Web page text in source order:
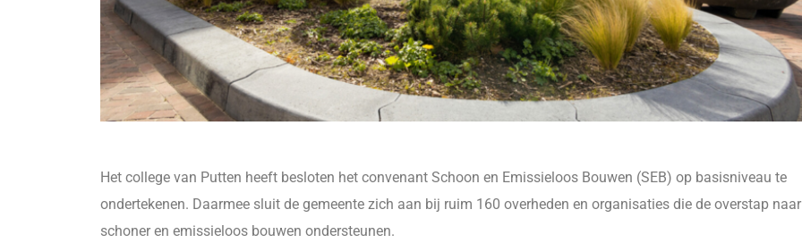
Het college van Putten heeft besloten het convenant Schoon en Emissieloos Bouwen (SEB) op basisniveau te
ondertekenen. Daarmee sluit de gemeente zich aan bij ruim 160 overheden en organisaties die de overstap naar
schoner en emissieloos bouwen ondersteunen.